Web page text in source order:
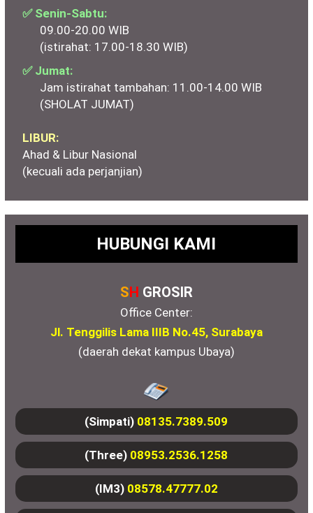
✅ Senin-Sabtu:
09.00-20.00 WIB
(istirahat: 17.00-18.30 WIB)
✅ Jumat:
Jam istirahat tambahan: 11.00-14.00 WIB
(SHOLAT JUMAT)
LIBUR:
Ahad & Libur Nasional
(kecuali ada perjanjian)
HUBUNGI KAMI
SH GROSIR
Office Center:
Jl. Tenggilis Lama IIIB No.45, Surabaya
(daerah dekat kampus Ubaya)
(Simpati) 08135.7389.509
(Three) 08953.2536.1258
(IM3) 08578.47777.02